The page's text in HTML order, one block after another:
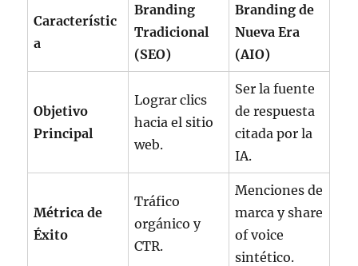
Característic
a
Branding
Tradicional
(SEO)
Branding de
Nueva Era
(AIO)
Objetivo
Principal
Lograr clics
hacia el sitio
web.
Ser la fuente
de respuesta
citada por la
IA.
Métrica de
Éxito
Tráfico
orgánico y
CTR.
Menciones de
marca y share
of voice
sintético.